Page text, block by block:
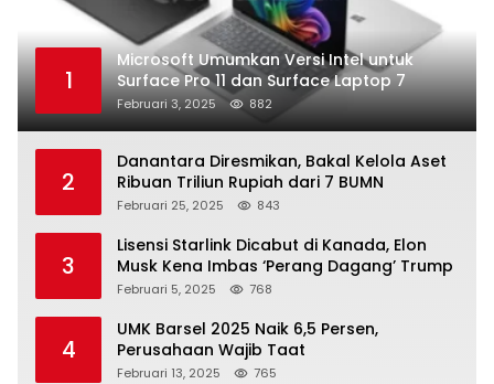
1
Microsoft Umumkan Versi Intel untuk
Surface Pro 11 dan Surface Laptop 7
Februari 3, 2025 882
2
Danantara Diresmikan, Bakal Kelola Aset
Ribuan Triliun Rupiah dari 7 BUMN
Februari 25, 2025 843
3
Lisensi Starlink Dicabut di Kanada, Elon
Musk Kena Imbas ‘Perang Dagang’ Trump
Februari 5, 2025 768
4
UMK Barsel 2025 Naik 6,5 Persen,
Perusahaan Wajib Taat
Februari 13, 2025 765